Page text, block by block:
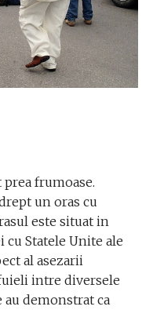
frumoase.
un oras cu
este situat in
Statele Unite ale
al asezarii
intre diversele
demonstrat ca